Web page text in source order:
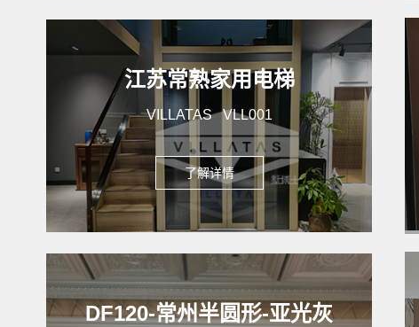
江苏常熟家用电梯
VILLATAS VLL001
了解详情
DF120-常州半圆形-亚光灰